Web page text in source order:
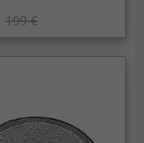
199 €